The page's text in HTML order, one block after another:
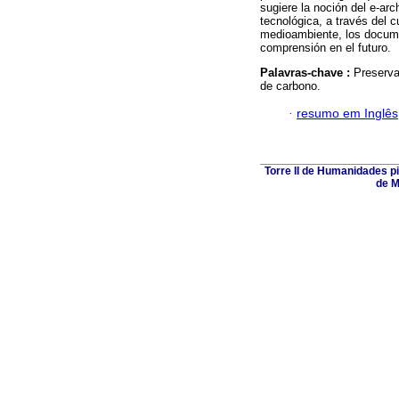
sugiere la noción del e-
tecnológica, a través del
medioambiente, los
comprensión en el futuro.
Palavras-chave :
de carbono.
· resumo em Inglês
Torre II de Humanidades
de